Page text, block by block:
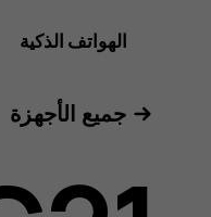
دليل
الهواتف الذكية
جميع الأجهزة